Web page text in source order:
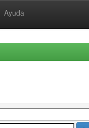
Ayuda